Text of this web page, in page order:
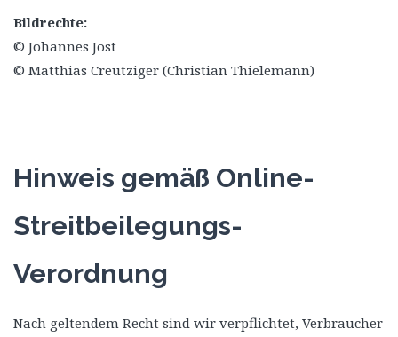
Bildrechte:
© Johannes Jost
© Matthias Creutziger (Christian Thielemann)
Hinweis gemäß Online-
Streitbeilegungs-
Verordnung
Nach geltendem Recht sind wir verpflichtet, Verbraucher